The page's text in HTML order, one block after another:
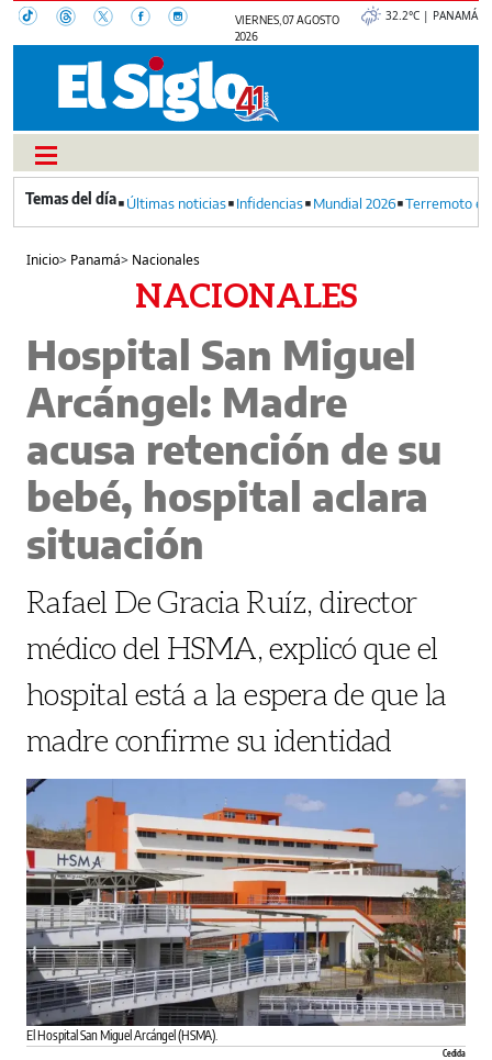
VIERNES, 07 AGOSTO
2026
32.2°C | PANAMÁ
Últimas noticias Infidencias Mundial 2026 Terremoto
Inicio> Panamá> Nacionales
NACIONALES
Hospital San Miguel
Arcángel: Madre
acusa retención de su
bebé, hospital aclara
situación
Rafael De Gracia Ruíz, director
médico del HSMA, explicó que el
hospital está a la espera de que la
madre confirme su identidad
El Hospital San Miguel Arcángel (HSMA).
Cedida